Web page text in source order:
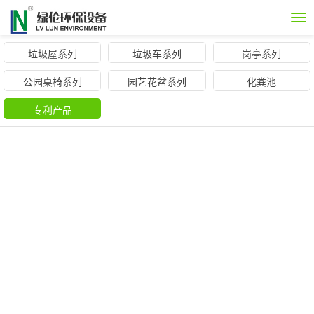
垃圾屋系列
垃圾车系列
岗亭系列
公园桌椅系列
园艺花盆系列
化粪池
专利产品